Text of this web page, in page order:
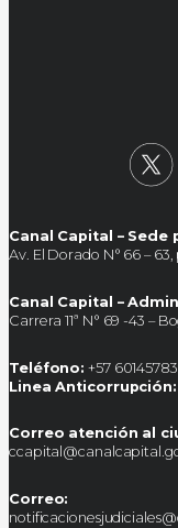
Canal Capital – Sede
Av. El Dorado N° 66 –
Canal Capital –
Carrera 11ª N° 69 -43 –
Teléfono: +57
Linea Anticorrupción:
Correo atención al
Correo: